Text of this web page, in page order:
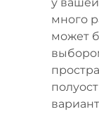
много
может